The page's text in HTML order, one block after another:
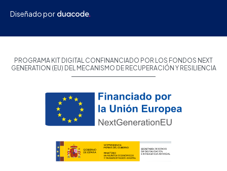
Diseñado por
PROGRAMA KIT DIGITAL CONFINANCIADO POR LOS FONDOS NEXT
GENERATION (EU) DEL MECANISMO DE RECUPERACIÓN Y RESILIENCIA